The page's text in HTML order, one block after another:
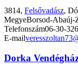
3814, Felsővadász,
MegyeBorsod-Abaúj-
Telefonszám06-30-
E-mail
Dorka